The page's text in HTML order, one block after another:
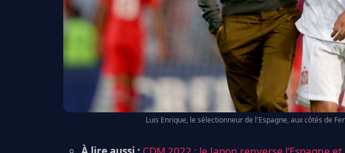
Luis Enrique, le sélectionneur de l'Espagne, aux côtés de